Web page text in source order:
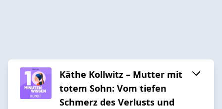
Käthe Kollwitz – Mutter mit
totem Sohn: Vom tiefen
Schmerz des Verlusts und